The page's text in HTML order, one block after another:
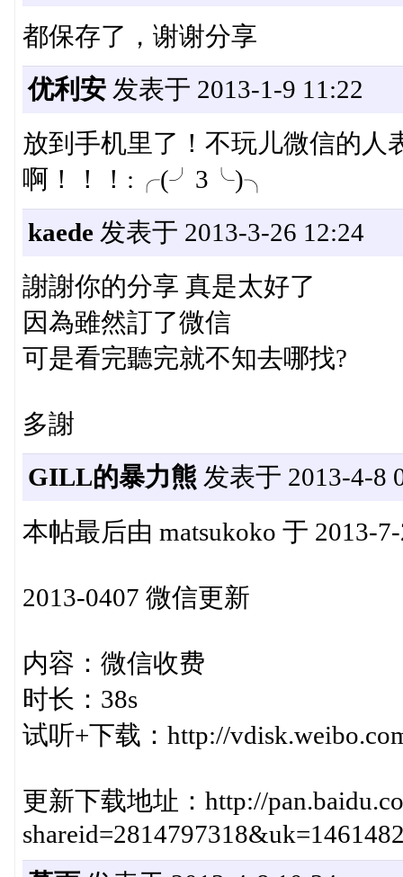
都保存了，谢谢分享
优利安发表于 2013-1-9 11:22
放到手机里了！不玩儿微信的人
啊！！！:╭(╯3╰)╮
kaede发表于 2013-3-26 12:24
謝謝你的分享 真是太好了
因為雖然訂了微信
可是看完聽完就不知去哪找?
多謝
GILL的暴力熊 发表于 2013-4-8
本帖最后由 matsukoko 于 2013-
2013-0407 微信更新
内容：微信收费
时长：38s
试听+下载：http://
更新下载地址：http://